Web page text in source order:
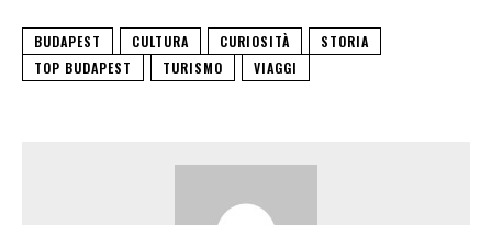
BUDAPEST CULTURA CURIOSITÀ
STORIA
TOP BUDAPEST
TURISMO VIAGGI